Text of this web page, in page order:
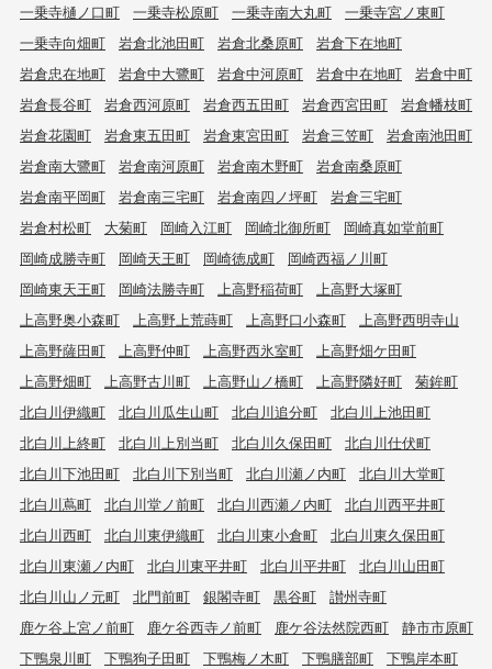
一乗寺樋ノ口町
一乗寺松原町 一乗寺南大丸町
一乗寺宮ノ東町
一乗寺向畑町
岩倉北池田町 岩倉北桑原町
岩倉下在地町
岩倉忠在地町
岩倉中大鷺町 岩倉中河原町 岩倉中在地町
岩倉中町
岩倉長谷町
岩倉西河原町 岩倉西五田町 岩倉西宮田町
岩倉幡枝町
岩倉花園町
岩倉東五田町 岩倉東宮田町 岩倉三笠町
岩倉南池田町
岩倉南大鷺町
岩倉南河原町 岩倉南木野町
岩倉南桑原町
岩倉南平岡町
岩倉南三宅町 岩倉南四ノ坪町
岩倉三宅町
岩倉村松町
大菊町 岡崎入江町 岡崎北御所町
岡崎真如堂前町
岡崎成勝寺町
岡崎天王町 岡崎徳成町
岡崎西福ノ川町
岡崎東天王町
岡崎法勝寺町 上高野稲荷町
上高野大塚町
上高野奥小森町
上高野上荒蒔町 上高野口小森町
上高野西明寺山
上高野薩田町
上高野仲町 上高野西氷室町
上高野畑ケ田町
上高野畑町
上高野古川町 上高野山ノ橋町 上高野隣好町
菊鉾町
北白川伊織町
北白川瓜生山町 北白川追分町
北白川上池田町
北白川上終町
北白川上別当町 北白川久保田町
北白川仕伏町
北白川下池田町
北白川下別当町 北白川瀬ノ内町
北白川大堂町
北白川蔦町
北白川堂ノ前町 北白川西瀬ノ内町
北白川西平井町
北白川西町
北白川東伊織町 北白川東小倉町
北白川東久保田町
北白川東瀬ノ内町
北白川東平井町 北白川平井町
北白川山田町
北白川山ノ元町
北門前町 銀閣寺町 黒谷町
讃州寺町
鹿ケ谷上宮ノ前町
鹿ケ谷西寺ノ前町 鹿ケ谷法然院西町
静市市原町
下鴨泉川町
下鴨狗子田町 下鴨梅ノ木町 下鴨膳部町
下鴨岸本町